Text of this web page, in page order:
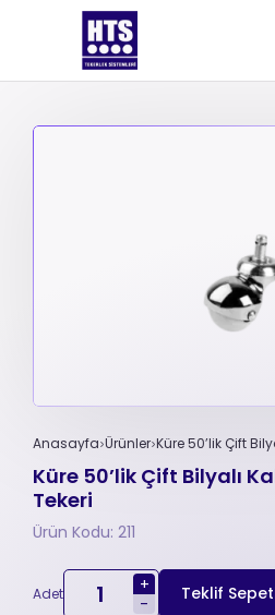
Anasayfa Ürünler Küre 50’lik Çift
Küre 50’lik Çift Bilyalı
Tekeri
Ürün Kodu: 211
Adet
+
-
Teklif